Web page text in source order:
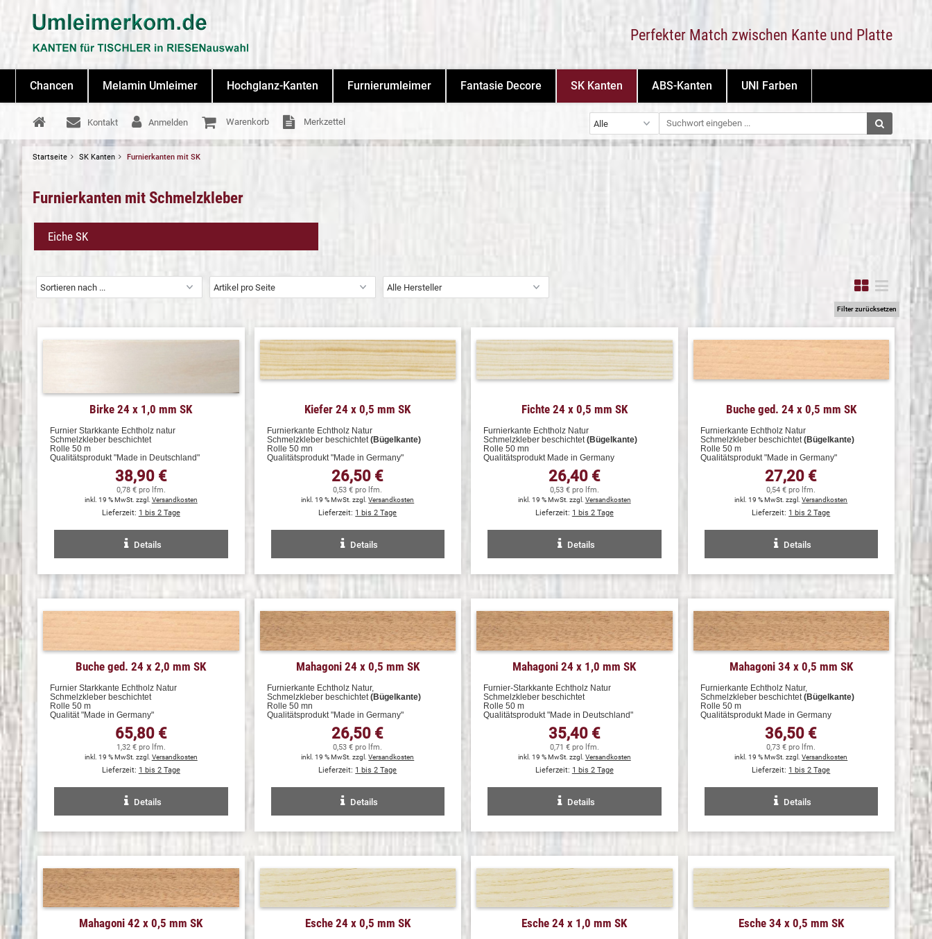
Perfekter Match zwischen Kante und Platte
Chancen Melamin Umleimer Hochglanz-Kanten Furnierumleimer Fantasie Decore SK Kanten ABS-Kanten UNI Farben
Kontakt Anmelden Warenkorb Merkzettel
Startseite SK Kanten Furnierkanten mit SK
Furnierkanten mit Schmelzkleber
Eiche SK
Filter zurücksetzen
Birke 24 x 1,0 mm SK
Furnier Starkkante Echtholz natur
Schmelzkleber beschichtet
Rolle 50 m
Qualitätsprodukt "Made in Deutschland"
38,90 €
0,78 € pro lfm.
inkl. 19 % MwSt. zzgl. Versandkosten
Lieferzeit: 1 bis 2 Tage
Details
Kiefer 24 x 0,5 mm SK
Furnierkante Echtholz Natur
Schmelzkleber beschichtet(Bügelkante)
Rolle 50 mn
Qualitätsprodukt "Made in Germany"
26,50 €
0,53 € pro lfm.
inkl. 19 % MwSt. zzgl.Versandkosten
Lieferzeit: 1 bis 2 Tage
Details
Fichte 24 x 0,5 mm SK
Furnierkante Echtholz Natur
Schmelzkleber beschichtet(Bügelkante)
Rolle 50 mn
Qualitätsprodukt Made in Germany
26,40 €
0,53 € pro lfm.
inkl. 19 % MwSt. zzgl. Versandkosten
Lieferzeit: 1 bis 2 Tage
Details
Buche ged. 24 x 0,5 mm SK
Furnierkante Echtholz Natur
Schmelzkleber beschichtet(Bügelkante)
Rolle 50 m
Qualitätsprodukt "Made in Germany"
27,20 €
0,54 € pro lfm.
inkl. 19 % MwSt. zzgl.Versandkosten
Lieferzeit: 1 bis 2 Tage
Details
Buche ged. 24 x 2,0 mm SK
Furnier Starkkante Echtholz Natur
Schmelzkleber beschichtet
Rolle 50 m
Qualität "Made in Germany"
65,80 €
1,32 € pro lfm.
inkl. 19 % MwSt. zzgl. Versandkosten
Lieferzeit: 1 bis 2 Tage
Details
Mahagoni 24 x 0,5 mm SK
Furnierkante Echtholz Natur,
Schmelzkleber beschichtet (Bügelkante)
Rolle 50 mn
Qualitätsprodukt "Made in Germany"
26,50 €
0,53 € pro lfm.
inkl. 19 % MwSt. zzgl.Versandkosten
Lieferzeit: 1 bis 2 Tage
Details
Mahagoni 24 x 1,0 mm SK
Furnier-Starkkante Echtholz Natur
Schmelzkleber beschichtet
Rolle 50 m
Qualitätsprodukt "Made in Deutschland"
35,40 €
0,71 € pro lfm.
inkl. 19 % MwSt. zzgl. Versandkosten
Lieferzeit: 1 bis 2 Tage
Details
Mahagoni 34 x 0,5 mm SK
Furnierkante Echtholz Natur,
Schmelzkleber beschichtet (Bügelkante)
Rolle 50 m
Qualitätsprodukt Made in Germany
36,50 €
0,73 € pro lfm.
inkl. 19 % MwSt. zzgl.Versandkosten
Lieferzeit: 1 bis 2 Tage
Details
Mahagoni 42 x 0,5 mm SK Esche 24 x 0,5 mm SK Esche 24 x 1,0 mm SK Esche 34 x 0,5 mm SK